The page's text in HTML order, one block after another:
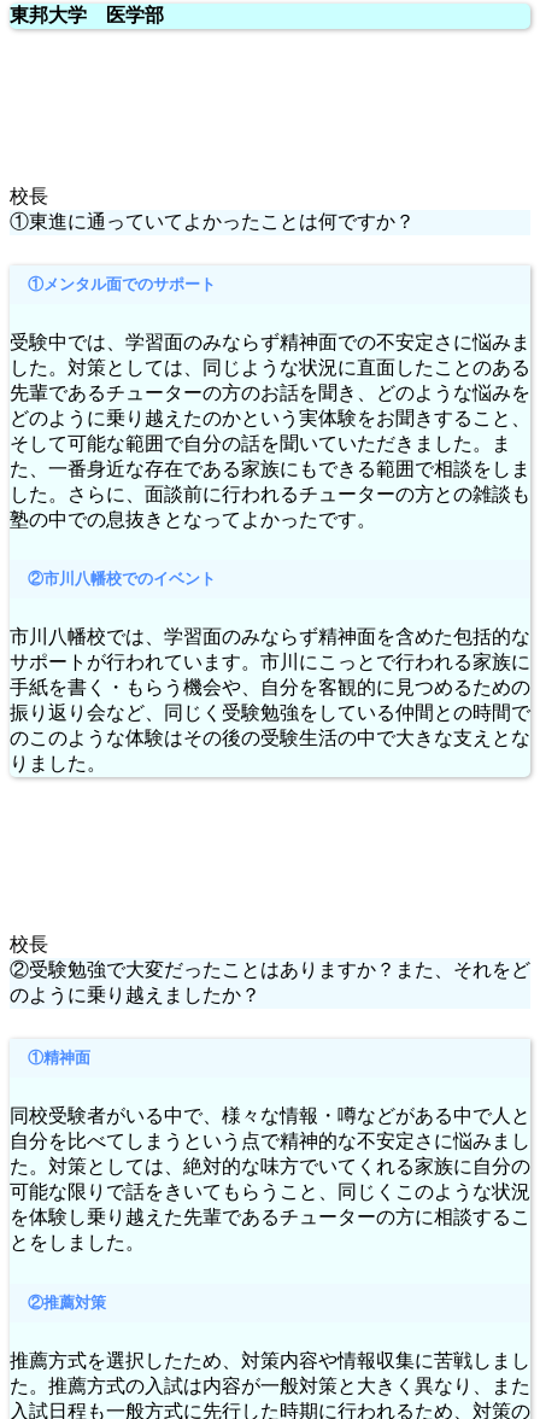
東邦大学 医学部
校長
①東進に通っていてよかったことは何ですか？
①メンタル面でのサポート
受験中では、学習面のみならず精神面での不安定さに悩みま
した。対策としては、同じような状況に直面したことのある
先輩であるチューターの方のお話を聞き、どのような悩みを
どのように乗り越えたのかという実体験をお聞きすること、
そして可能な範囲で自分の話を聞いていただきました。ま
た、一番身近な存在である家族にもできる範囲で相談をしま
した。さらに、面談前に行われるチューターの方との雑談も
塾の中での息抜きとなってよかったです。
②市川八幡校でのイベント
市川八幡校では、学習面のみならず精神面を含めた包括的な
サポートが行われています。市川にこっとで行われる家族に
手紙を書く・もらう機会や、自分を客観的に見つめるための
振り返り会など、同じく受験勉強をしている仲間との時間で
のこのような体験はその後の受験生活の中で大きな支えとな
りました。
校長
②受験勉強で大変だったことはありますか？また、それをど
のように乗り越えましたか？
①精神面
同校受験者がいる中で、様々な情報・噂などがある中で人と
自分を比べてしまうという点で精神的な不安定さに悩みまし
た。対策としては、絶対的な味方でいてくれる家族に自分の
可能な限りで話をきいてもらうこと、同じくこのような状況
を体験し乗り越えた先輩であるチューターの方に相談するこ
とをしました。
②推薦対策
推薦方式を選択したため、対策内容や情報収集に苦戦しまし
た。推薦方式の入試は内容が一般対策と大きく異なり、また
入試日程も一般方式に先行した時期に行われるため、対策の